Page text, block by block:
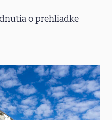
o prehliadke